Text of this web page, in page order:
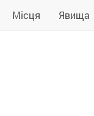
Місця Явища